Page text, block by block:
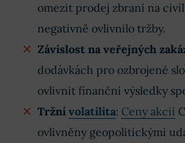
omezit prodej zbraní na
negativně ovlivnilo tržby.
Závislost na veřejných
dodávkách pro ozbrojené
ovlivnit finanční výsledky
Tržní volatilita: Ceny akcií
ovlivněny geopolitickými